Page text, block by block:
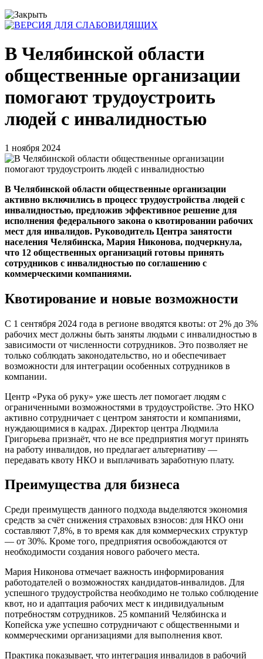
В Челябинской области
общественные организации
помогают трудоустроить
людей с инвалидностью
1 ноября 2024
В Челябинской области общественные организации
активно включились в процесс трудоустройства людей с
инвалидностью, предложив эффективное решение для
исполнения федерального закона о квотировании рабочих
мест для инвалидов. Руководитель Центра занятости
населения Челябинска, Мария Никонова, подчеркнула,
что 12 общественных организаций готовы принять
сотрудников с инвалидностью по соглашению с
коммерческими компаниями.
Квотирование и новые возможности
С 1 сентября 2024 года в регионе вводятся квоты: от 2% до 3%
рабочих мест должны быть заняты людьми с инвалидностью в
зависимости от численности сотрудников. Это позволяет не
только соблюдать законодательство, но и обеспечивает
возможности для интеграции особенных сотрудников в
компании.
Центр «Рука об руку» уже шесть лет помогает людям с
ограниченными возможностями в трудоустройстве. Это НКО
активно сотрудничает с центром занятости и компаниями,
нуждающимися в кадрах. Директор центра Людмила
Григорьева признаёт, что не все предприятия могут принять
на работу инвалидов, но предлагает альтернативу —
передавать квоту НКО и выплачивать заработную плату.
Преимущества для бизнеса
Среди преимуществ данного подхода выделяются экономия
средств за счёт снижения страховых взносов: для НКО они
составляют 7,8%, в то время как для коммерческих структур
— от 30%. Кроме того, предприятия освобождаются от
необходимости создания нового рабочего места.
Мария Никонова отмечает важность информирования
работодателей о возможностях кандидатов-инвалидов. Для
успешного трудоустройства необходимо не только соблюдение
квот, но и адаптация рабочих мест к индивидуальным
потребностям сотрудников. 25 компаний Челябинска и
Копейска уже успешно сотрудничают с общественными и
коммерческими организациями для выполнения квот.
Практика показывает, что интеграция инвалидов в рабочий